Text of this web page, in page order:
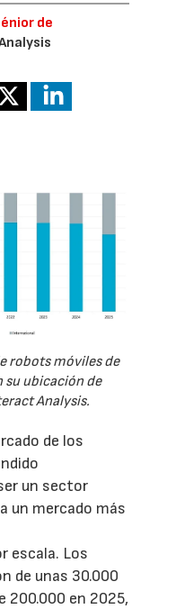
de
robots móviles de
su ubicación de
Analysis.
de los
un sector
un mercado más
escala. Los
de unas 30.000
200.000 en 2025,